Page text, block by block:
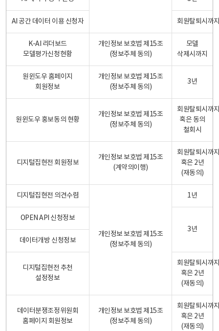
AI 공간 데이터 이용 신청자 회원탈퇴시까
K-AI 리더보드
모델평가신청현황
개인정보 보호법 제15조
(정보주체 동의)
모델
삭제시까지
원윈도우 홈페이지
회원정보
개인정보 보호법 제15조
(정보주체 동의)
3년
원윈도우 홍보동의 현황
개인정보 보호법 제15조
(정보주체 동의)
회원탈퇴시까
혹은 동의
철회시
디지털집현전 회원정보
개인정보 보호법 제15조
(계약의이행)
회원탈퇴시까
혹은 2년
(재동의)
디지털집현전 의견수렴
개인정보 보호법 제15조
(정보주체 동의)
1년
OPEN API 신청정보
3년
데이터개방 신청정보
디지털집현전 추천
설정정보
회원탈퇴시까
혹은 2년
(재동의)
데이터분쟁조정위원회
홈페이지 회원정보
개인정보 보호법 제15조
(정보주체 동의)
회원탈퇴시까
혹은 2년
(재동의)